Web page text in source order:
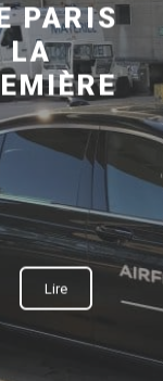
PARIS
LA
Lire